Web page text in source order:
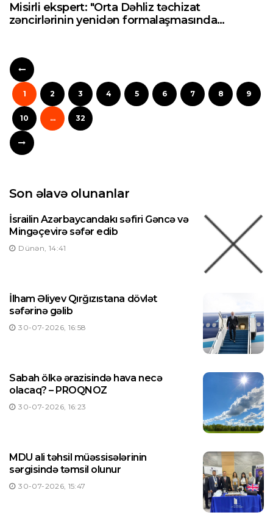
Misirli ekspert: "Orta Dəhliz təchizat
zəncirlərinin yenidən formalaşmasında
1 2 3 4 5 6 7 8 9
10 ... 32
Son əlavə olunanlar
İsrailin Azərbaycandakı səfiri Gəncə və
Mingəçevirə səfər edib
Dünən, 14:41
İlham Əliyev Qırğızıstana dövlət
səfərinə gəlib
30-07-2026, 16:58
Sabah ölkə ərazisində hava necə
olacaq? – PROQNOZ
30-07-2026, 16:23
MDU ali təhsil müəssisələrinin
sərgisində təmsil olunur
30-07-2026, 15:47